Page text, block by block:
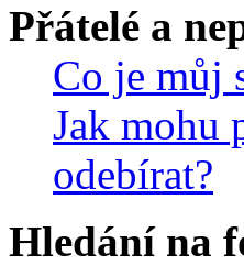
Přátelé a
Co je můj
Jak mohu
odebírat?
Hledání na